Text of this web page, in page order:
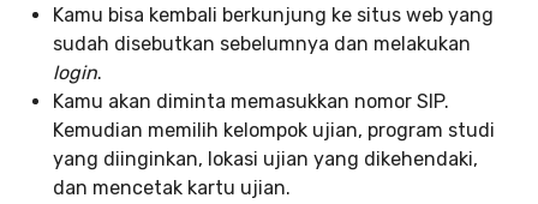
Kamu bisa kembali berkunjung ke situs web yang
sudah disebutkan sebelumnya dan melakukan
login.
Kamu akan diminta memasukkan nomor SIP.
Kemudian memilih kelompok ujian, program studi
yang diinginkan, lokasi ujian yang dikehendaki,
dan mencetak kartu ujian.